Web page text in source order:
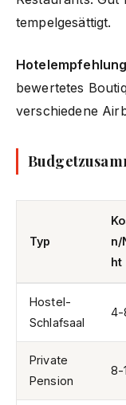
tempelgesättigt.
Hotelempfehlung
bewertetes
verschiedene
Typ
n/
ht
Hostel-
Schlafsaal
4-
Private
Pension
8-